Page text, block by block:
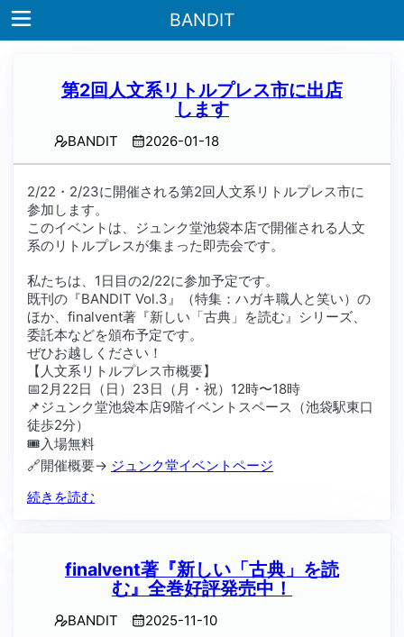
BANDIT
雑
誌
書
籍
note
お
い
合
わ
せ
第2回人文系リトルプレス市に出店
します
BANDIT 2026-01-18
2/22・2/23に開催される第2回人文系リトルプレス市に
参加します。
このイベントは、ジュンク堂池袋本店で開催される人文
系のリトルプレスが集まった即売会です。
私たちは、1日目の2/22に参加予定です。
既刊の『BANDIT Vol.3』（特集：ハガキ職人と笑い）の
ほか、finalvent著『新しい「古典」を読む』シリーズ、
委託本などを頒布予定です。
ぜひお越しください！
【人文系リトルプレス市概要】
📅2月22日（日）23日（月・祝）12時〜18時
📌ジュンク堂池袋本店9階イベントスペース（池袋駅東口
徒歩2分）
🎟️入場無料
🔗開催概要→ ジュンク堂イベントページ
続きを読む
finalvent著『新しい「古典」を読
む』全巻好評発売中！
BANDIT 2025-11-10